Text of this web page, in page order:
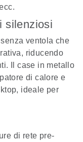
silenziosi
ventola che
riducendo
Il case in metallo
di calore e
ideale per
di rete pre-